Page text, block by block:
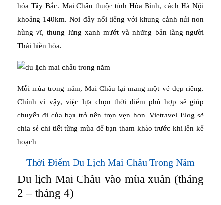
hóa Tây Bắc. Mai Châu thuộc tỉnh Hòa Bình, cách Hà Nội
khoảng 140km. Nơi đây nổi tiếng với khung cảnh núi non
hùng vĩ, thung lũng xanh mướt và những bản làng người
Thái hiền hòa.
Mỗi mùa trong năm, Mai Châu lại mang một vẻ đẹp riêng.
Chính vì vậy, việc lựa chọn thời điểm phù hợp sẽ giúp
chuyến đi của bạn trở nên trọn vẹn hơn. Vietravel Blog sẽ
chia sẻ chi tiết từng mùa để bạn tham khảo trước khi lên kế
hoạch.
Thời Điểm Du Lịch Mai Châu Trong Năm
Du lịch Mai Châu vào mùa xuân (tháng
2 – tháng 4)